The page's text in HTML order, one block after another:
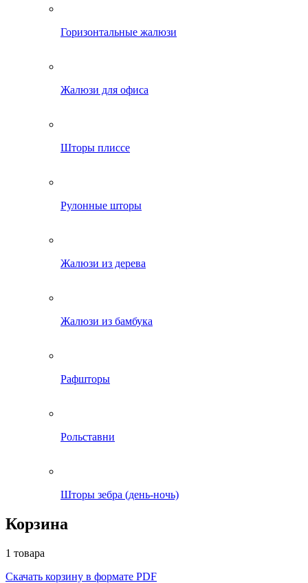
Горизонтальные жалюзи
Жалюзи для офиса
Шторы плиссе
Рулонные шторы
Жалюзи из дерева
Жалюзи из бамбука
Рафшторы
Рольставни
Шторы зебра (день-ночь)
Корзина
1 товара
Скачать корзину в формате PDF